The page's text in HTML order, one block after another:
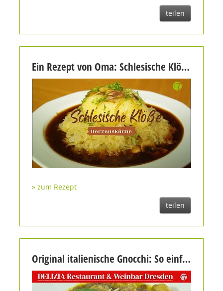
teilen
Ein Rezept von Oma: Schlesische Klöße mit Hackfleischfüllung & Sauerkraut (Herzensküche)
» zum Rezept
teilen
Original italienische Gnocchi: So einfach machst du sie selbst!